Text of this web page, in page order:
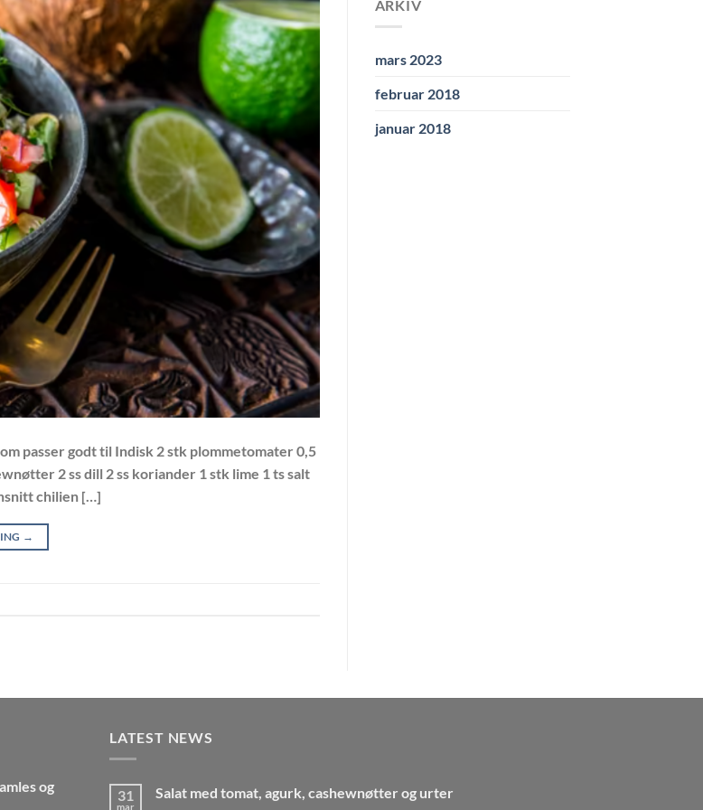
passer godt til Indisk 2 stk plommetomater 0,5
2 ss dill 2 ss koriander 1 stk lime 1 ts salt
chilien […]
→
ARKIV
mars 2023
februar 2018
januar 2018
og
LATEST NEWS
31
mar
Salat med tomat, agurk, cashewnøtter og urter